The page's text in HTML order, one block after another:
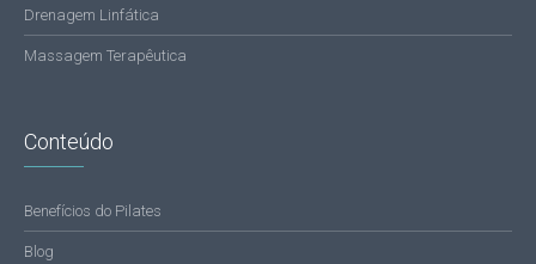
Drenagem Linfática
Massagem Terapêutica
Conteúdo
Benefícios do Pilates
Blog